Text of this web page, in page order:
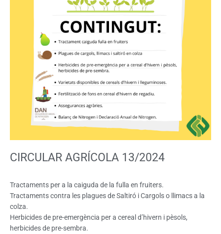
CIRCULAR AGRÍCOLA 13/2024
Tractaments per a la caiguda de la fulla en fruiters.
Tractaments contra les plagues de Saltiró i Cargols o llimacs a la
colza.
Herbicides de pre-emergència per a cereal d’hivern i pèsols,
herbicides de pre-sembra.